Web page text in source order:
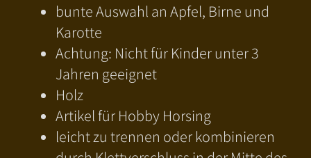
bunte Auswahl an Apfel, Birne und
Karotte
Achtung: Nicht für Kinder unter 3
Jahren geeignet
Holz
Artikel für Hobby Horsing
leicht zu trennen oder kombinieren